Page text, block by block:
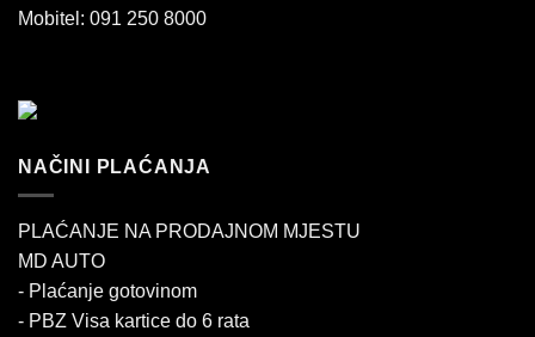
Mobitel: 091 250 8000
NAČINI PLAĆANJA
PLAĆANJE NA PRODAJNOM MJESTU
MD AUTO
- Plaćanje gotovinom
- PBZ Visa kartice do 6 rata